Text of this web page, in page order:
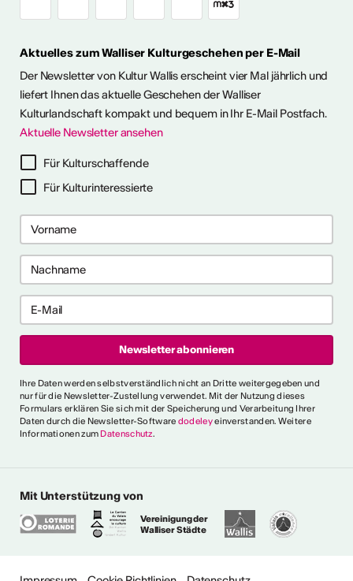
Kunst im Freien so richtig
eine kleine aber feine
im Wallis
2027 in Prag
bis 28. April 2027) ist ein 10-
für Recherche-,
Es bietet
kollektive Begleitung und
10. September
choreografische
urbaner Tanz
Espace Culture
des Concorde
16. August Infos:
Aktuelles zum Walliser Kulturgeschehen per E-Mail
Der Newsletter von Kultur Wallis erscheint vier Mal jährlich und
liefert Ihnen das aktuelle Geschehen der Walliser
Kulturlandschaft kompakt und bequem in Ihr E-Mail Postfach.
Aktuelle Newsletter ansehen
Für Kulturschaffende
Für Kulturinteressierte
Ihre Daten werden selbstverständlich nicht an Dritte weitergegeben und
nur für die Newsletter-Zustellung verwendet. Mit der Nutzung dieses
Formulars erklären Sie sich mit der Speicherung und Verarbeitung Ihrer
Daten durch die Newsletter-Software dodeleyeinverstanden. Weitere
Informationen zum Datenschutz.
Mit Unterstützung von
Vereinigung der
Walliser Städte